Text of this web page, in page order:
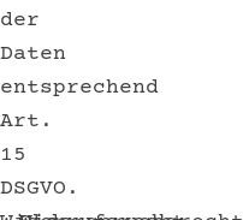
der
Daten
entsprechend
Art.
15
DSGVO.